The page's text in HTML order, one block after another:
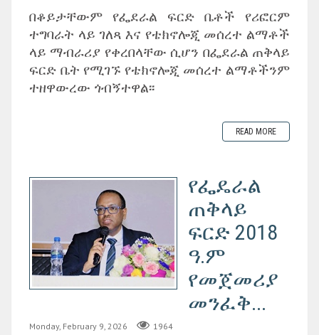
በቆይታቸውም የፌደራል ፍርድ ቤቶች የሪፎርም
ተግባራት ላይ ገለጻ እና የቴክኖሎጂ መሰረተ ልማቶች
ላይ ማብራሪያ የቀረበላቸው ሲሆን በፌደራል ጠቅላይ
ፍርድ ቤት የሚገኙ የቴክኖሎጂ መሰረተ ልማቶችንም
ተዘዋውረው ጎብኝተዋል፡፡
READ MORE
የፌዴራል
ጠቅላይ
ፍርድ 2018
ዓ.ም
የመጀመሪያ
መንፈቅ...
Monday, February 9, 2026 1964